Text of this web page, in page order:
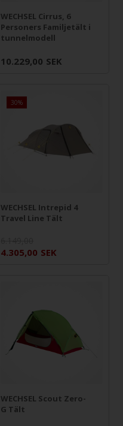
WECHSEL Cirrus, 6
Personers Familjetält i
tunnelmodell
10.229,00 SEK
30%
WECHSEL Intrepid 4
Travel Line Tält
4.305,00 SEK
WECHSEL Scout Zero-
G Tält